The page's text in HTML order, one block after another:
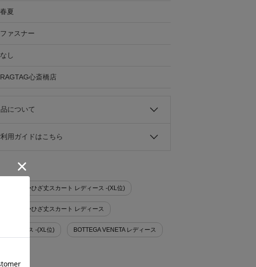
春夏
ファスナー
なし
RAGTAG心斎橋店
について
用ガイドはこちら
スカート>ひざ丈スカート レディース -(XL位)
スカート>ひざ丈スカート レディース
レディース -(XL位) BOTTEGA VENETA レディース